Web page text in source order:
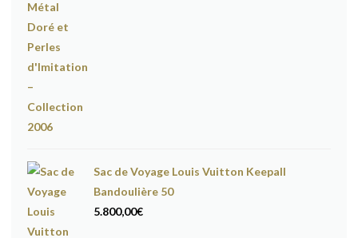
Sac de Voyage Louis Vuitton Keepall
Bandoulière 50
5.800,00€